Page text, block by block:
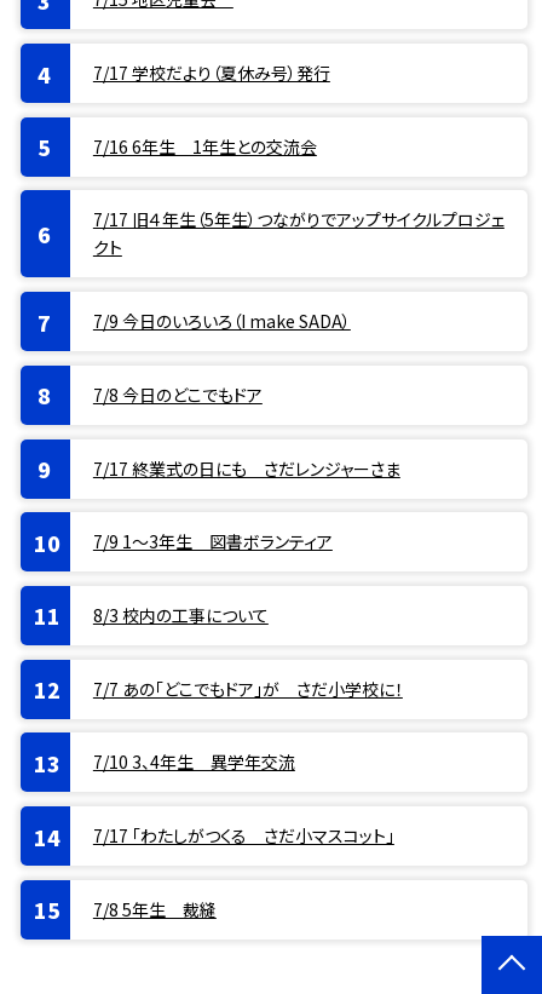
7/17 学校だより（夏休み号）発行
7/16 6年生 1年生との交流会
7/17 旧４年生（5年生）つながりでアップサイクルプロジェ
クト
7/9 今日のいろいろ（I make SADA）
7/8 今日のどこでもドア
7/17 終業式の日にも さだレンジャーさま
7/9 1〜3年生 図書ボランティア
8/3 校内の工事について
7/7 あの「どこでもドア」が さだ小学校に！
7/10 3、4年生 異学年交流
7/17 「わたしがつくる さだ小マスコット」
7/8 5年生 裁縫